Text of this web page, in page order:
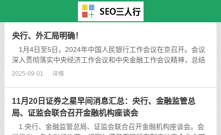
央行、外汇局明确！
1月4日至5日，2024年中国人民银行工作会议在京召开。会议
深入贯彻落实中央经济工作会议和中央金融工作会议精神，总结
2023年工作，分析当前形势，部署2024年工作。中国人民银行党
2025-09-01 详情
11月20日证券之星早间消息汇总：央行、金融监管总
局、证监会联合召开金融机构座谈会
1.央行、金融监管总局、证监会联合召开金融机构座谈会。会